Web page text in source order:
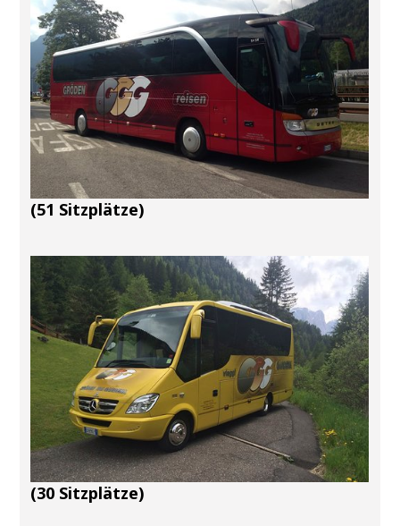
(51 Sitzplätze)
(30 Sitzplätze)